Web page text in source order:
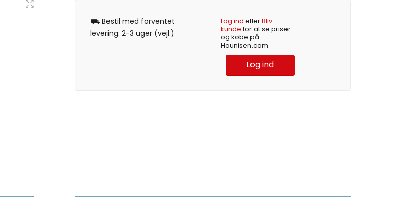
⛟ Bestil med forventet
levering: 2-3 uger (vejl.)
Log ind ellerBliv
kundefor at se priser
og købe på
Hounisen.com
Log ind